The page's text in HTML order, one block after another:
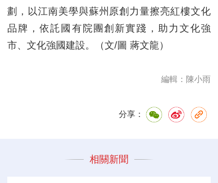
劃，以江南美學與蘇州原創力量擦亮紅樓文化
品牌，依託國有院團創新實踐，助力文化強
市、文化強國建設。（文/圖 蔣文龍）
編輯：陳小雨
分享：
相關新聞